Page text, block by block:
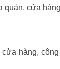
quán, cửa
hàng, công